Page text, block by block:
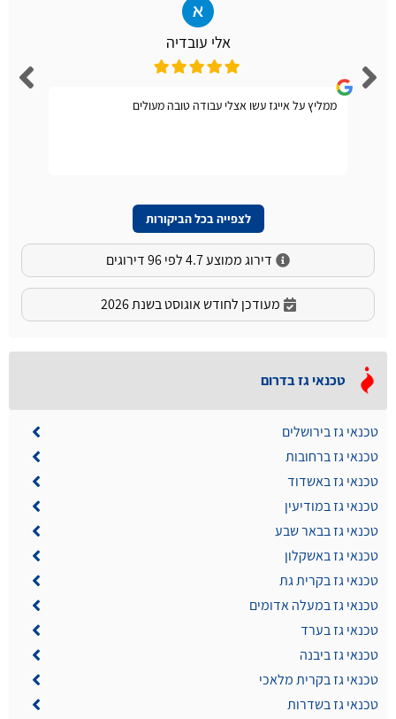
אלי עובדיה
ממליץ על אייגז עשו אצלי עבודה טובה מעולים
לצפייה בכל הביקורות
דירוג ממוצע 4.7 לפי 96 דירוגים
מעודכן לחודש אוגוסט בשנת 2026
טכנאי גז בדרום
טכנאי גז בירושלים
טכנאי גז ברחובות
טכנאי גז באשדוד
טכנאי גז במודיעין
טכנאי גז בבאר שבע
טכנאי גז באשקלון
טכנאי גז בקרית גת
טכנאי גז במעלה אדומים
טכנאי גז בערד
טכנאי גז ביבנה
טכנאי גז בקרית מלאכי
טכנאי גז בשדרות